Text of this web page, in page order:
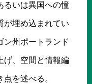
るいは異国への憧
が埋め込まれてい
ン州ポートランド
げ、空間と情報編
を述べる。